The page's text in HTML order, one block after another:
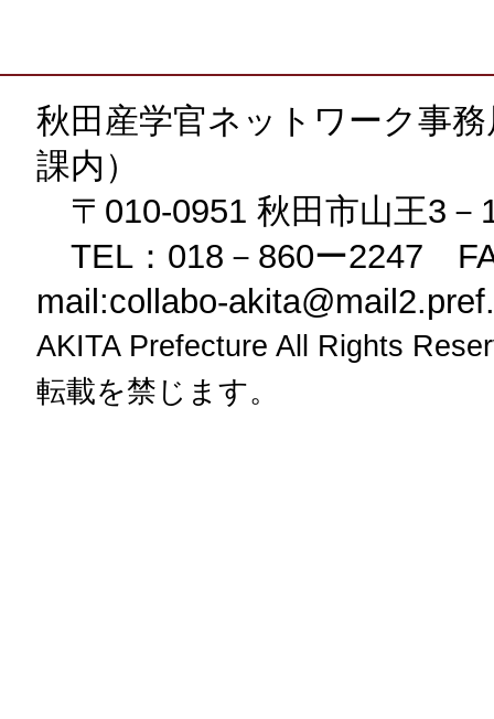
秋田産学官ネットワーク事
課内）
〒010-0951 秋田市山王3－
TEL：018－860ー2247
mail:collabo-
AKITA Prefecture All Rights
転載を禁じます。